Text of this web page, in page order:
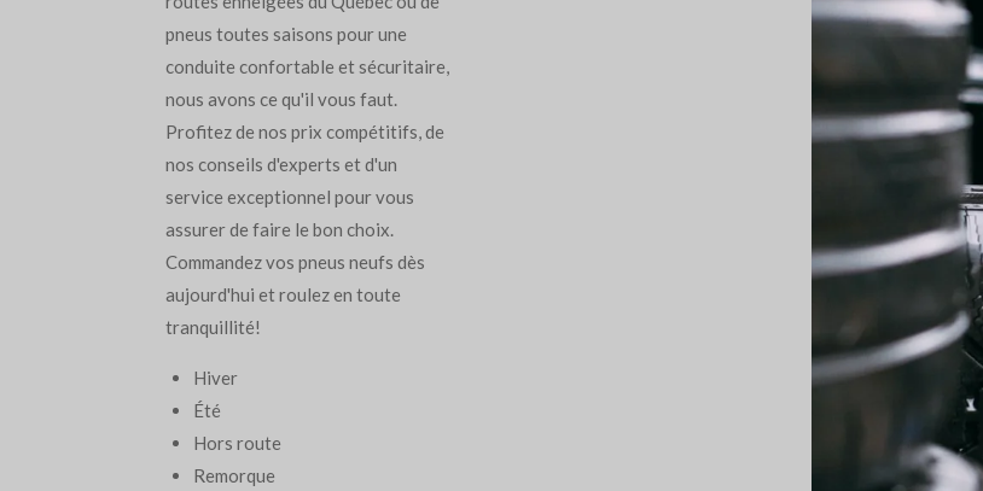
pneus toutes saisons pour une
conduite confortable et sécuritaire,
nous avons ce qu'il vous faut.
Profitez de nos prix compétitifs, de
nos conseils d'experts et d'un
service exceptionnel pour vous
assurer de faire le bon choix.
Commandez vos pneus neufs dès
aujourd'hui et roulez en toute
tranquillité!
Hiver
Été
Hors route
Remorque